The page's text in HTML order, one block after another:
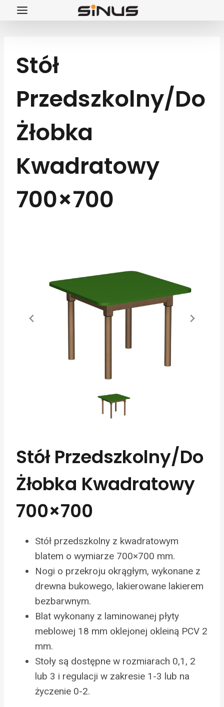
Przejdź
Stół
Przedszkolny/do
Żłobka
Kwadratowy
700×700
Stół Przedszkolny/do
Żłobka Kwadratowy
700×700
Stół przedszkolny z kwadratowym
blatem o wymiarze 700×700 mm.
Nogi o przekroju okrągłym, wykonane z
drewna bukowego, lakierowane lakierem
bezbarwnym.
Blat wykonany z laminowanej płyty
meblowej 18 mm oklejonej okleiną PCV 2
mm.
Stoły są dostępne w rozmiarach 0,1, 2
lub 3 i regulacji w zakresie 1-3 lub na
życzenie 0-2.